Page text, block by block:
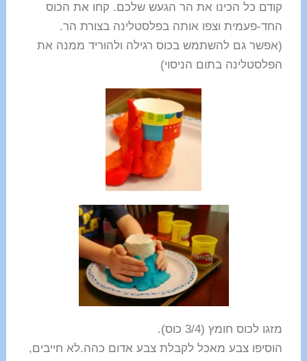
קודם כל הכינו את הר הגעש שלכם. קחו את הכוס
החד-פעמית וצפו אותה בפלסטלינה בצורת הר.
(אפשר גם להשתמש בכוס רגילה ולהוריד ממנה את
הפלסטלינה בתום הניסוי)
מזגו לכוס חומץ (3/4 כוס).
הוסיפו צבע מאכל לקבלת צבע אדום כהה.לא חייבים,